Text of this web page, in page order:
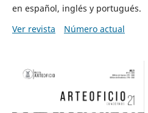
en español, inglés y portugués.
Ver revista
Número actual